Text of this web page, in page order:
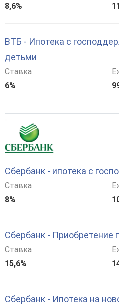
8,6%
ВТБ - Ипотека с
детьми
Ставка
6%
Сбербанк - ипотека с
Ставка
8%
Сбербанк - Приобретение
Ставка
15,6%
Сбербанк - Ипотека на